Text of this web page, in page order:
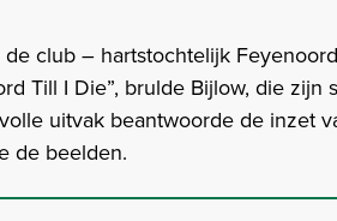
club – hartstochtelijk
Till I Die”, brulde Bijlow, die
uitvak beantwoorde de inzet
de beelden.